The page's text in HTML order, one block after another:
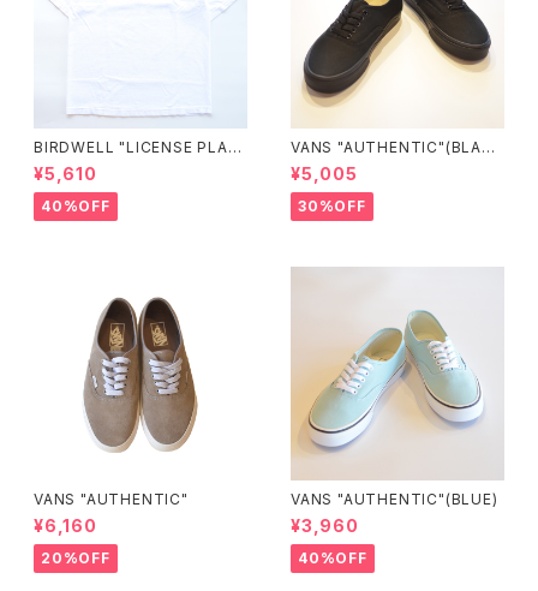
BIRDWELL "LICENSE PLAT
E TEE"
¥5,610
40%OFF
VANS "AUTHENTIC"(BLAC
K/BLACK)
¥5,005
30%OFF
VANS "AUTHENTIC"
¥6,160
20%OFF
VANS "AUTHENTIC"(BLUE)
¥3,960
40%OFF